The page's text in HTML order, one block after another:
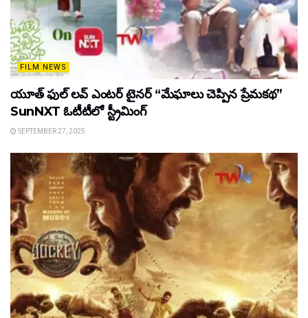
FILM NEWS
యూత్ ఫుల్ లవ్ ఎంటర్ టైనర్ “మేఘాలు చెప్పిన ప్రేమకథ”
SunNXT ఓటీటీలో స్ట్రీమింగ్
SEPTEMBER 27, 2025